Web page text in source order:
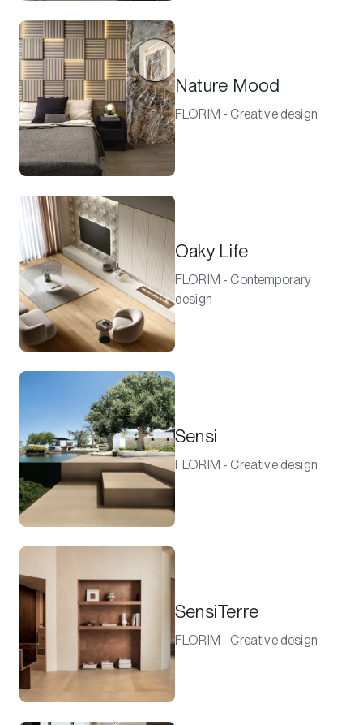
Nature Mood
FLORIM - Creative design
Oaky Life
FLORIM - Contemporary
design
Sensi
FLORIM - Creative design
SensiTerre
FLORIM - Creative design